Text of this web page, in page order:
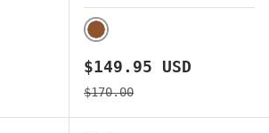
BROWN
Precio de venta
$149.95 USD
Precio normal
$170.00